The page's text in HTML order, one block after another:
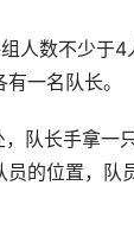
人数不少于4
一名队长。
队长手拿一
的位置，队